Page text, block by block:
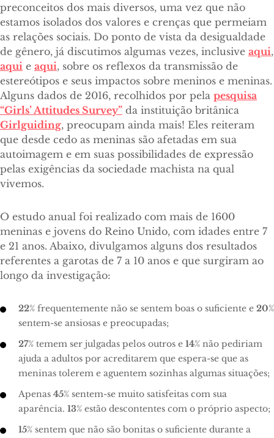
preconceitos dos mais diversos, uma vez que não
estamos isolados dos valores e crenças que permeiam
as relações sociais. Do ponto de vista da desigualdade
de gênero, já discutimos algumas vezes, inclusive aqui,
aqui e aqui, sobre os reflexos da transmissão de
estereótipos e seus impactos sobre meninos e meninas.
Alguns dados de 2016, recolhidos por pela pesquisa
“Girls’ Attitudes Survey” da instituição britânica
Girlguiding, preocupam ainda mais! Eles reiteram
que desde cedo as meninas são afetadas em sua
autoimagem e em suas possibilidades de expressão
pelas exigências da sociedade machista na qual
vivemos.
O estudo anual foi realizado com mais de 1600
meninas e jovens do Reino Unido, com idades entre 7
e 21 anos. Abaixo, divulgamos alguns dos resultados
referentes a garotas de 7 a 10 anos e que surgiram ao
longo da investigação:
22% frequentemente não se sentem boas o suficiente e 20%
sentem-se ansiosas e preocupadas;
27% temem ser julgadas pelos outros e 14% não pediriam
ajuda a adultos por acreditarem que espera-se que as
meninas tolerem e aguentem sozinhas algumas situações;
Apenas 45% sentem-se muito satisfeitas com sua
aparência. 13% estão descontentes com o próprio aspecto;
15% sentem que não são bonitas o suficiente durante a